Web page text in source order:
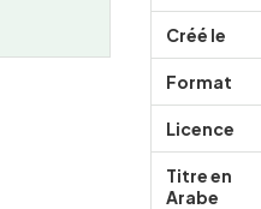
Créé le
Format
Licence
Titre en
Arabe